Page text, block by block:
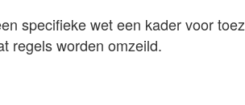
specifieke wet een kader voor
regels worden omzeild.